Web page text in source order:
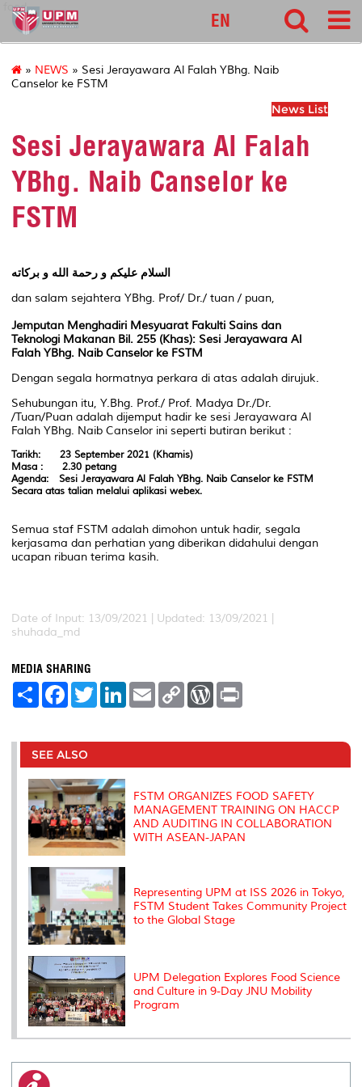
food
EN
» NEWS » Sesi Jerayawara Al Falah YBhg. Naib
Canselor ke FSTM
News List
Sesi Jerayawara Al Falah
YBhg. Naib Canselor ke
FSTM
السلام عليكم و رحمة الله و بركاته
dan salam sejahtera YBhg. Prof/ Dr./ tuan / puan,
Jemputan Menghadiri Mesyuarat Fakulti Sains dan
Teknologi Makanan Bil. 255 (Khas): Sesi Jerayawara Al
Falah YBhg. Naib Canselor ke FSTM
Dengan segala hormatnya perkara di atas adalah dirujuk.
Sehubungan itu, Y.Bhg. Prof./ Prof. Madya Dr./Dr.
/Tuan/Puan adalah dijemput hadir ke sesi Jerayawara Al
Falah YBhg. Naib Canselor ini seperti butiran berikut :
Tarikh: 23 September 2021 (Khamis)
Masa : 2.30 petang
Agenda: Sesi Jerayawara Al Falah YBhg. Naib Canselor ke FSTM
Secara atas talian melalui aplikasi webex.
Semua staf FSTM adalah dimohon untuk hadir, segala
kerjasama dan perhatian yang diberikan didahului dengan
ucapan ribuan terima kasih.
Date of Input: 13/09/2021 | Updated: 13/09/2021 |
shuhada_md
MEDIA SHARING
S
e
F
a
b
o
o
k
T
w
t
r
L
e
I
E
m
l
C
L
n
W
P
e
s
t
SEE ALSO
FSTM ORGANIZES FOOD SAFETY
MANAGEMENT TRAINING ON HACCP
AND AUDITING IN COLLABORATION
WITH ASEAN-JAPAN
Representing UPM at ISS 2026 in Tokyo,
FSTM Student Takes Community Project
to the Global Stage
UPM Delegation Explores Food Science
and Culture in 9-Day JNU Mobility
Program